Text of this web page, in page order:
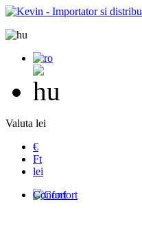
Valuta lei
€
Ft
lei
Confort